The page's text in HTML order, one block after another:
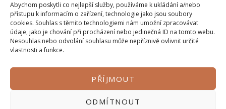
Abychom poskytli co nejlepší služby, používáme k ukládání a/nebo
přístupu k informacím o zařízení, technologie jako jsou soubory
cookies. Souhlas s těmito technologiemi nám umožní zpracovávat
údaje, jako je chování při procházení nebo jedinečná ID na tomto webu.
Nesouhlas nebo odvolání souhlasu může nepříznivě ovlivnit určité
vlastnosti a funkce.
PŘÍJMOUT
ODMÍTNOUT
Zásady ochrany osobních údajů